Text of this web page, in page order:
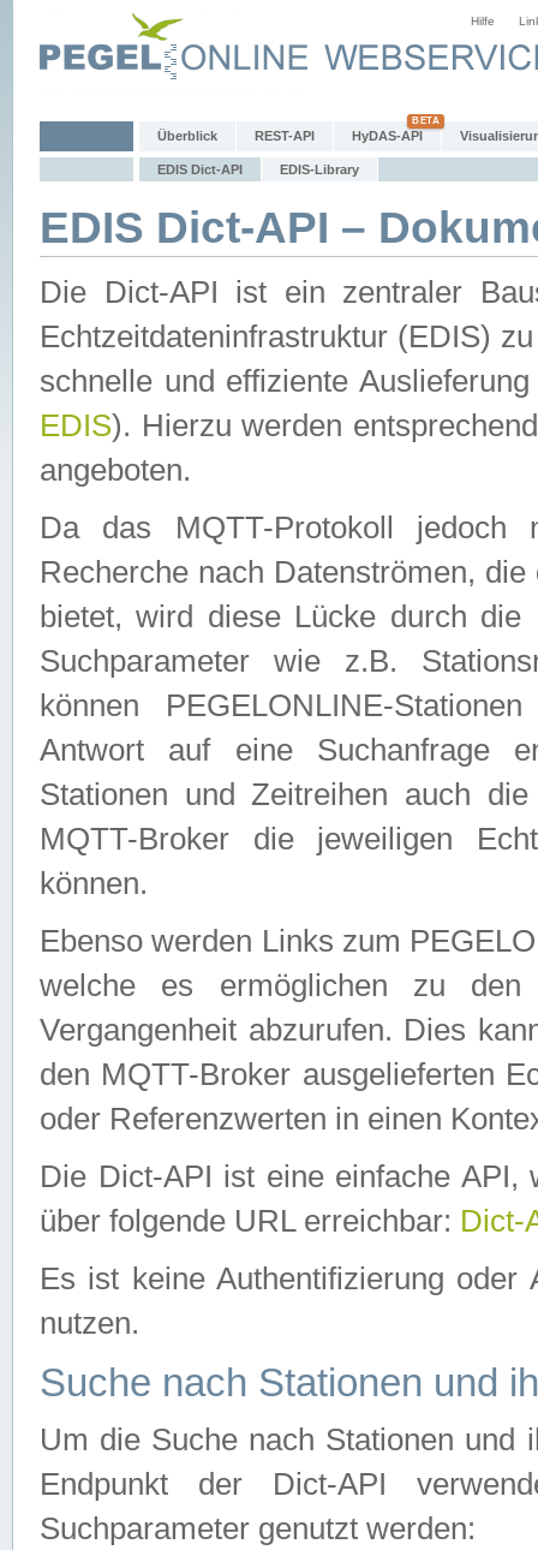
Hilfe
Überblick REST-API HyDAS-API
EDIS Dict-API EDIS-Library
EDIS Dict-API –
Die Dict-API ist ein zentraler
Echtzeitdateninfrastruktur (EDIS)
schnelle und effiziente
EDIS). Hierzu werden
angeboten.
Da das MQTT-Protokoll jedoch
Recherche nach Datenströmen,
bietet, wird diese Lücke durch die
Suchparameter wie z.B.
können PEGELONLINE-
Antwort auf eine Suchanfrage
Stationen und Zeitreihen auch
MQTT-Broker die jeweiligen
können.
Ebenso werden Links zum
welche es ermöglichen zu den
Vergangenheit abzurufen. Dies
den MQTT-Broker ausgelieferten
oder Referenzwerten in einen
Die Dict-API ist eine einfache API,
über folgende URL erreichbar: Dict-
Es ist keine Authentifizierung
nutzen.
Suche nach Stationen und
Um die Suche nach Stationen und
Endpunkt der Dict-API
Suchparameter genutzt werden: